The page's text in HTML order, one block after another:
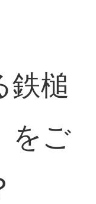
鉄槌
をご